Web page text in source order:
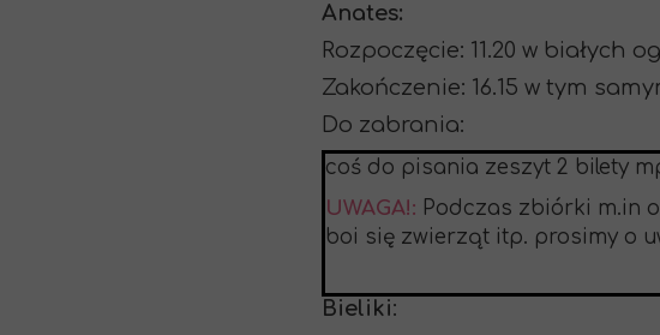
Anates:
Rozpoczęcie: 11.20 w białych
Zakończenie: 16.15 w tym
Do zabrania:
coś do pisania zeszyt 2 bilety
UWAGA!: Podczas zbiórki m.in
boi się zwierząt itp. prosimy o
Bieliki: